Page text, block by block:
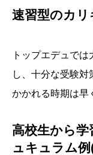
速習型のカリ
トップエデュで
し、十分な受験対
かかれる時期は早
高校生から学
ュキュラム